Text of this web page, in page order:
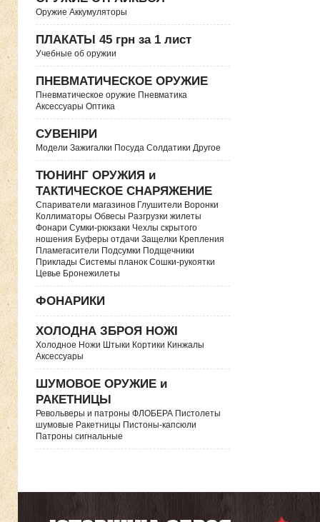
Оружие Аккумуляторы
ПЛАКАТЫ 45 грн за 1 лист
Учебные об оружии
ПНЕВМАТИЧЕСКОЕ ОРУЖИЕ
Пневматическое оружие Пневматика
Аксессуары Оптика
СУВЕНІРИ
Модели Зажигалки Посуда Солдатики Другое
ТЮНИНГ ОРУЖИЯ и
ТАКТИЧЕСКОЕ СНАРЯЖЕНИЕ
Спариватели магазинов Глушители Воронки
Коллиматоры Обвесы Разгрузки жилеты
Фонари Сумки-рюкзаки Чехлы скрытого
ношения Буферы отдачи Защелки Крепления
Пламегасители Подсумки Подщечники
Приклады Системы планок Сошки-рукоятки
Цевье Бронежилеты
ФОНАРИКИ
ХОЛОДНА ЗБРОЯ НОЖІ
Холодное Ножи Штыки Кортики Кинжалы
Аксессуары
ШУМОВОЕ ОРУЖИЕ и
РАКЕТНИЦЫ
Револьверы и патроны ФЛОБЕРА Пистолеты
шумовые Ракетницы Пистоны-капсюли
Патроны сигнальные